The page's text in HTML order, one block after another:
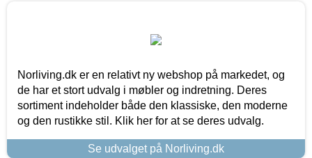
Norliving.dk er en relativt ny webshop på markedet, og
de har et stort udvalg i møbler og indretning. Deres
sortiment indeholder både den klassiske, den moderne
og den rustikke stil. Klik her for at se deres udvalg.
Se udvalget på Norliving.dk